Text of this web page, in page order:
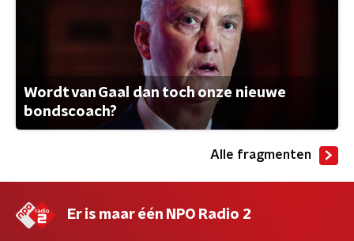
Wordt van Gaal dan toch onze nieuwe
bondscoach?
Alle fragmenten
Er is maar één NPO Radio 2